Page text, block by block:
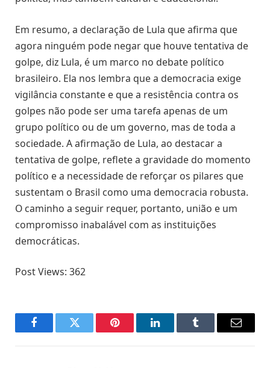
Em resumo, a declaração de Lula que afirma que
agora ninguém pode negar que houve tentativa de
golpe, diz Lula, é um marco no debate político
brasileiro. Ela nos lembra que a democracia exige
vigilância constante e que a resistência contra os
golpes não pode ser uma tarefa apenas de um
grupo político ou de um governo, mas de toda a
sociedade. A afirmação de Lula, ao destacar a
tentativa de golpe, reflete a gravidade do momento
político e a necessidade de reforçar os pilares que
sustentam o Brasil como uma democracia robusta.
O caminho a seguir requer, portanto, união e um
compromisso inabalável com as instituições
democráticas.
Post Views: 362
FacebookTwitter Pinterest LinkedInTumblr Email